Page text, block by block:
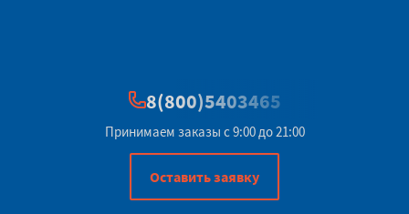
8(800)5403465
Принимаем заказы с 9:00 до 21:00
Оставить заявку